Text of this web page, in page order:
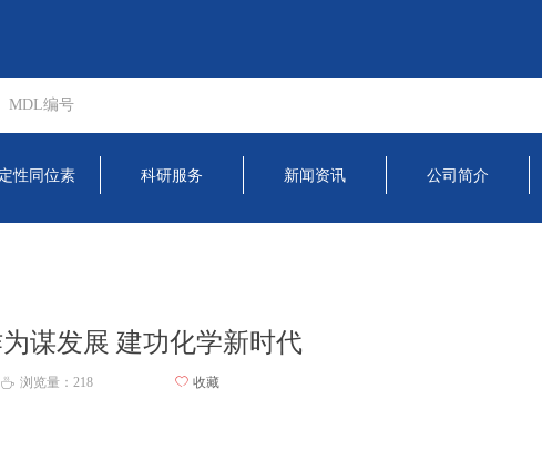
性同位素 科研服务 新闻资讯 公司简介
谋发展 建功化学新时代
ꄘ 浏览量： 218 ꄀ 收藏